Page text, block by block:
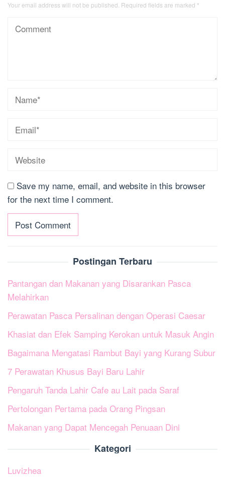
Your email address will not be published. Required fields are marked *
Save my name, email, and website in this browser
for the next time I comment.
Postingan Terbaru
Pantangan dan Makanan yang Disarankan Pasca
Melahirkan
Perawatan Pasca Persalinan dengan Operasi Caesar
Khasiat dan Efek Samping Kerokan untuk Masuk Angin
Bagaimana Mengatasi Rambut Bayi yang Kurang Subur
7 Perawatan Khusus Bayi Baru Lahir
Pengaruh Tanda Lahir Cafe au Lait pada Saraf
Pertolongan Pertama pada Orang Pingsan
Makanan yang Dapat Mencegah Penuaan Dini
Kategori
Luvizhea